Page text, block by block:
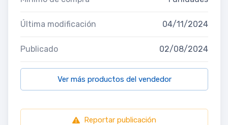
Última modificación 04/11/2024
Publicado 02/08/2024
Ver más productos del vendedor
Reportar publicación